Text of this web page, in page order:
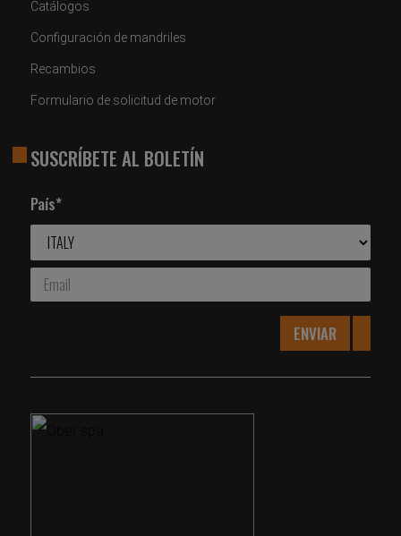
Catálogos
Configuración de mandriles
Recambios
Formulario de solicitud de motor
SUSCRÍBETE AL BOLETÍN
País*
ENVIAR